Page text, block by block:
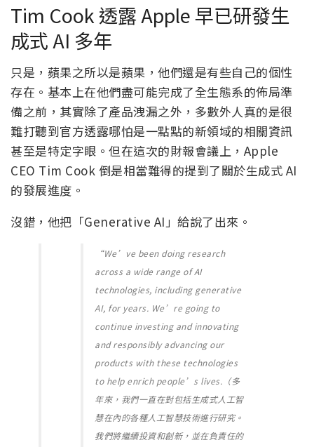
Tim Cook 透露 Apple 早已研發生
成式 AI 多年
只是，蘋果之所以是蘋果，他們還是有些自己的個性
存在。基本上在他們盡可能完成了全生態系的佈局準
備之前，其實除了產品洩漏之外，多數外人真的是很
難打聽到官方透露哪怕是一點點的新領域的相關資訊
甚至是特定字眼。但在這次的財報會議上，Apple
CEO Tim Cook 倒是相當難得的提到了關於生成式 AI
的發展進度。
沒錯，他把「Generative AI」給說了出來。
“We’ve been doing research
across a wide range of AI
technologies, including generative
AI, for years. We’re going to
continue investing and innovating
and responsibly advancing our
products with these technologies
to help enrich people’s lives.（多
年來，我們一直在對包括生成式人工智
慧在內的各種人工智慧技術進行研究。
我們將繼續投資和創新，並在負責任的